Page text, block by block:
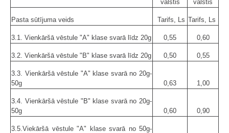
valstis
valstis
Pasta sūtījuma veids Tarifs, Ls Tarifs, Ls
3.1. Vienkāršā vēstule "A" klase svarā līdz 20g 0,55 0,60
3.2. Vienkāršā vēstule "B" klase svarā līdz 20g 0,50 0,55
3.3. Vienkāršā vēstule "A" klase svarā no 20g-
50g
0,63 1,00
3.4. Vienkāršā vēstule "B" klase svarā no 20g-
50g
0,60 0,90
3.5.Viekāršā vēstule "A" klase svarā no 50g-